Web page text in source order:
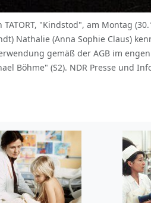
TATORT, "Kindstod", am Montag
Nathalie (Anna Sophie Claus)
gemäß der AGB im
Böhme" (S2). NDR Presse und